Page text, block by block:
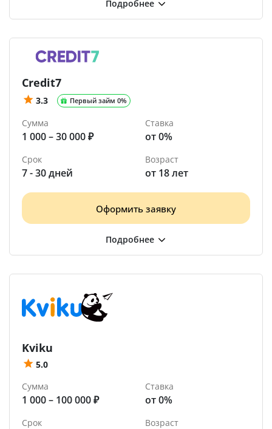
Credit7
3.3 Первый займ 0%
Сумма
1 000 – 30 000 ₽
Ставка
от 0%
Срок
7 - 30 дней
Возраст
от 18 лет
Оформить заявку
Kviku
5.0
Сумма
1 000 – 100 000 ₽
Ставка
от 0%
Срок Возраст